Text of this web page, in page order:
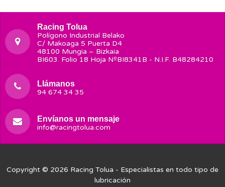
Racing Tolua
Polígono Industrial Belako
C/ Makoaga 5 Puerta D4
48100 Mungia – Bizkaia
BI603. Folio 18 Hoja NºBI8341B - N.I.F. B48284210
Llámanos
94 674 34 35
Envíanos un mensaje
info@racingtolua.com
Copyright © 2026 Racing Tolua - Especialistas en todo tipo de
lubricación